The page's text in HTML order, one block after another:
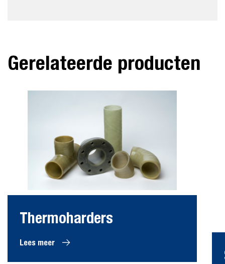
Gerelateerde producten
Thermoharders
Lees meer